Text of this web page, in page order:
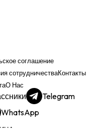
соглашение
сотрудничестваКонтакты
О Нас
Telegram
WhatsApp